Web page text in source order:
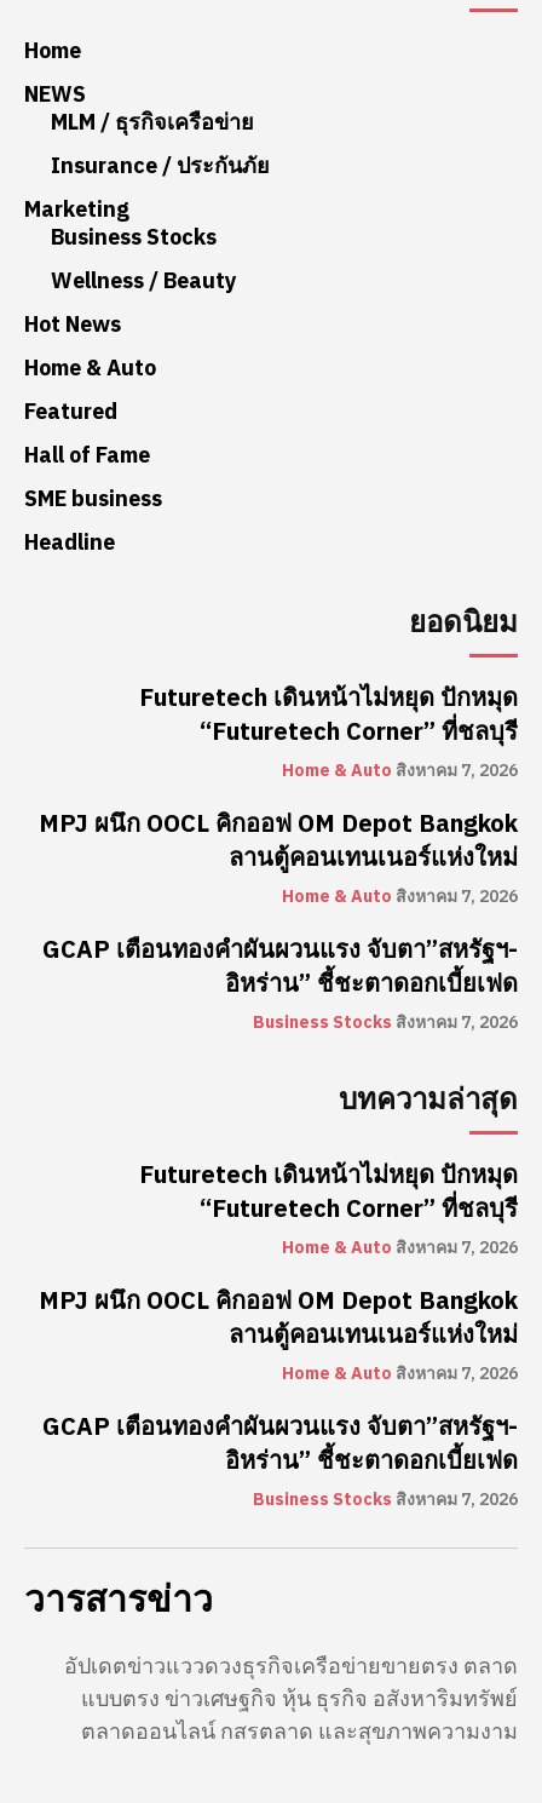
Home
NEWS
MLM / ธุรกิจเครือข่าย
Insurance / ประกันภัย
Marketing
Business Stocks
Wellness / Beauty
Hot News
Home & Auto
Featured
Hall of Fame
SME business
Headline
ยอดนิยม
Futuretech เดินหน้าไม่หยุด ปักหมุด
“Futuretech Corner” ที่ชลบุรี
Home & Auto สิงหาคม 7, 2026
MPJ ผนึก OOCL คิกออฟ OM Depot Bangkok
ลานตู้คอนเทนเนอร์แห่งใหม่
Home & Auto สิงหาคม 7, 2026
GCAP เตือนทองคำผันผวนแรง จับตา”สหรัฐฯ-
อิหร่าน” ชี้ชะตาดอกเบี้ยเฟด
Business Stocks สิงหาคม 7, 2026
บทความล่าสุด
Futuretech เดินหน้าไม่หยุด ปักหมุด
“Futuretech Corner” ที่ชลบุรี
Home & Auto สิงหาคม 7, 2026
MPJ ผนึก OOCL คิกออฟ OM Depot Bangkok
ลานตู้คอนเทนเนอร์แห่งใหม่
Home & Auto สิงหาคม 7, 2026
GCAP เตือนทองคำผันผวนแรง จับตา”สหรัฐฯ-
อิหร่าน” ชี้ชะตาดอกเบี้ยเฟด
Business Stocks สิงหาคม 7, 2026
วารสารข่าว
อัปเดตข่าวแววดวงธุรกิจเครือข่ายขายตรง ตลาด
แบบตรง ข่าวเศษฐกิจ หุ้น ธุรกิจ อสังหาริมทรัพย์
ตลาดออนไลน์ กสรตลาด และสุขภาพความงาม